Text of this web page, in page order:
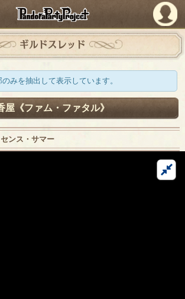
PandoraPartyProject
ギルドスレッド
みを抽出して表示しています。
屋《ファム・ファタル》
ンス・サマー